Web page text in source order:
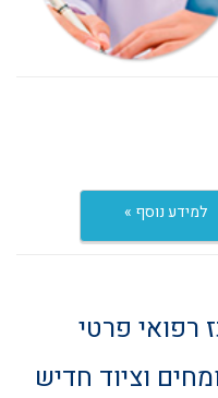
למידע נוסף »
רפואי פרטי
וציוד חדיש